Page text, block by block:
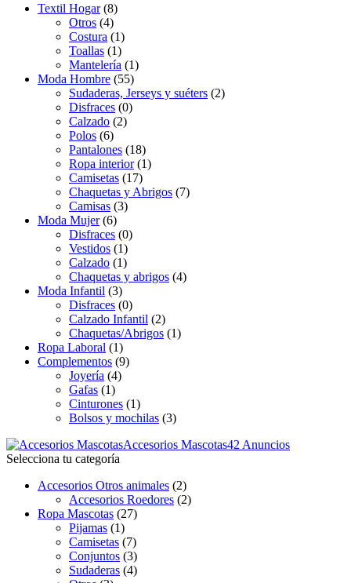
Textil Hogar(8)
Otros (4)
Costura (1)
Toallas (1)
Mantelería (1)
Moda Hombre (55)
Sudaderas, Jerseys y suéters (2)
Disfraces (0)
Calzado (2)
Polos (6)
Pantalones (18)
Ropa interior(1)
Camisetas (17)
Chaquetas y Abrigos (7)
Camisas (3)
Moda Mujer(6)
Disfraces (0)
Vestidos (1)
Calzado (1)
Chaquetas y abrigos (4)
Moda Infantil (3)
Disfraces (0)
Calzado Infantil (2)
Chaquetas/Abrigos (1)
Ropa Laboral (1)
Complementos (9)
Joyería (4)
Gafas (1)
Cinturones (1)
Bolsos y mochilas (3)
Accesorios Mascotas42 Anuncios
Selecciona tu categoría
Accesorios Otros animales (2)
Accesorios Roedores (2)
Ropa Mascotas (27)
Pijamas (1)
Camisetas (7)
Conjuntos (3)
Sudaderas (4)